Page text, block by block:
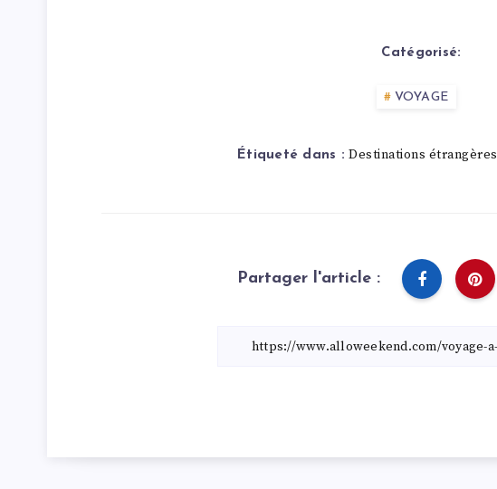
Catégorisé:
VOYAGE
Étiqueté dans : Destinations étrangères
Partager l'article :